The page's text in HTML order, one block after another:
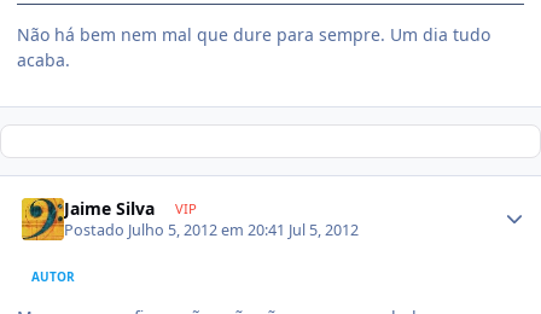
Não há bem nem mal que dure para sempre. Um dia tudo
acaba.
Jaime Silva VIP
Postado Julho 5, 2012 em 20:41 Jul 5, 2012
AUTOR